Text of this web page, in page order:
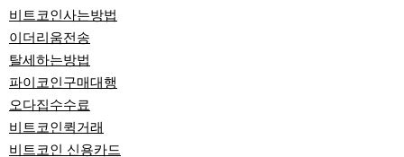
비트코인사는방법
이더리움전송
탈세하는방법
파이코인구매대행
오다집수수료
비트코인퀵거래
비트코인 신용카드